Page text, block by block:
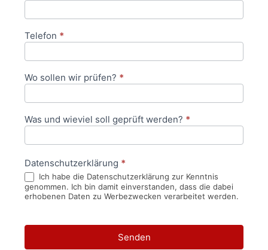
Telefon *
Wo sollen wir prüfen? *
Was und wieviel soll geprüft werden? *
Datenschutzerklärung *
Ich habe die Datenschutzerklärung zur Kenntnis
genommen. Ich bin damit einverstanden, dass die dabei
erhobenen Daten zu Werbezwecken verarbeitet werden.
Senden